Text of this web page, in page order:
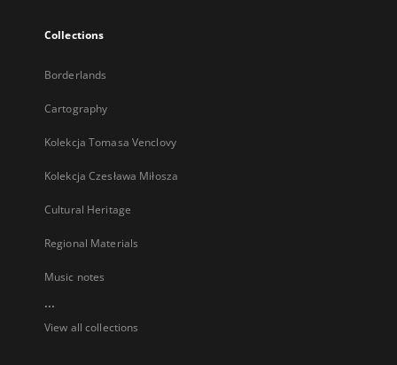
Collections
Borderlands
Cartography
Kolekcja Tomasa Venclovy
Kolekcja Czesława Miłosza
Cultural Heritage
Regional Materials
Music notes
...
View all collections